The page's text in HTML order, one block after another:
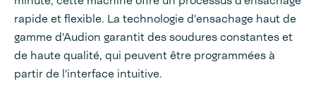
rapide et flexible. La technologie d'ensachage haut de
gamme d'Audion garantit des soudures constantes et
de haute qualité, qui peuvent être programmées à
partir de l'interface intuitive.